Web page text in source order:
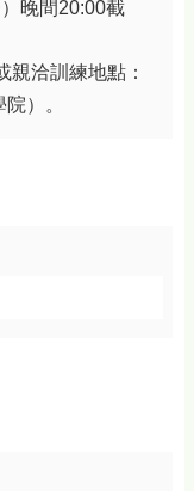
晚間20:00截
洽訓練地點：
）。